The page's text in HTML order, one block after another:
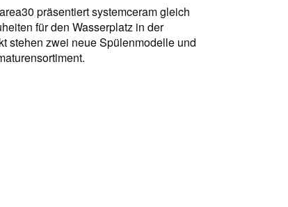
präsentiert systemceram gleich
für den Wasserplatz in der
stehen zwei neue Spülenmodelle und